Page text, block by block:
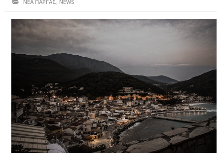
ΗΠΕΙΡΟΣ
ΠΡΕΒΕΖΑ
ΙΩΑΝΝΙΝΑ
ΙΟΝΙΑ ΝΗΣΙΑ
ΚΑΙ ΕΛΛΑΔΑ
ΥΓΕΙΑ-ΟΜΟΡΦΙΑ
ΝΕΑ ΠΑΡΓΑΣ, NEWS